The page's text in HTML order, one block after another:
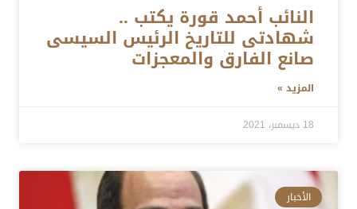
النائب أحمد قورة يكتب ..
شهادتى للتاريخ الرئيس السيسى
صانع الفارق والمعجزات
المزيد »
18 ديسمبر، 2021
الأخبار